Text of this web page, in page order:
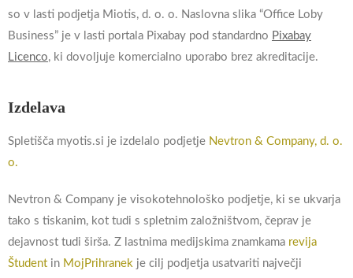
so v lasti podjetja Miotis, d. o. o. Naslovna slika “Office Loby
Business” je v lasti portala Pixabay pod standardno Pixabay
Licenco, ki dovoljuje komercialno uporabo brez akreditacije.
Izdelava
Spletišča myotis.si je izdelalo podjetje Nevtron & Company, d. o.
o.
Nevtron & Company je visokotehnološko podjetje, ki se ukvarja
tako s tiskanim, kot tudi s spletnim založništvom, čeprav je
dejavnost tudi širša. Z lastnima medijskima znamkama revija
Študent in MojPrihranek je cilj podjetja usatvariti največji